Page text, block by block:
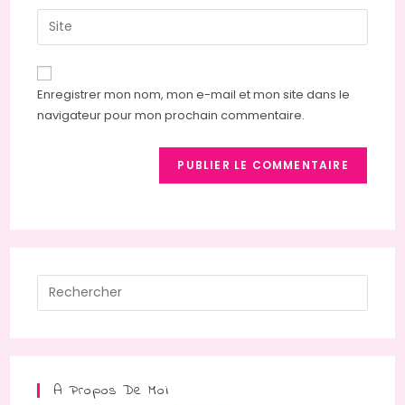
to
comment
email
address
comment
Saisir
l’URL
de
votre
site
Enregistrer mon nom, mon e-mail et mon site dans le
navigateur pour mon prochain commentaire.
A Propos De Moi